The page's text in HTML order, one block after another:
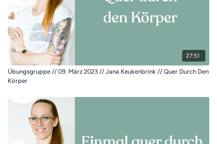
27:51
Übungsgruppe // 09. März 2023 // Jana Keukenbrink // Quer Durch Den
Körper